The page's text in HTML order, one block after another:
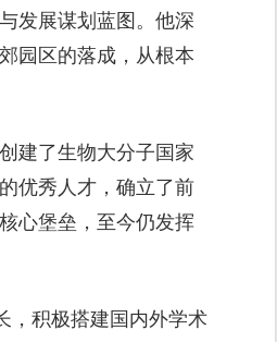
发展谋划蓝图。他深
园区的落成，从根本
建了生物大分子国家
优秀人才，确立了前
心堡垒，至今仍发挥
，积极搭建国内外学术